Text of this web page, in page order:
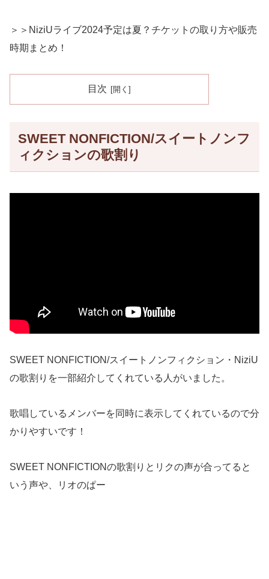
＞＞NiziUライブ2024予定は夏？チケットの取り方や販売
時期まとめ！
目次
SWEET NONFICTION/スイートノンフ
ィクションの歌割り
SWEET NONFICTION/スイートノンフィクション・NiziU
の歌割りを一部紹介してくれている人がいました。
歌唱しているメンバーを同時に表示してくれているので分
かりやすいです！
SWEET NONFICTIONの歌割りとリクの声が合ってると
いう声や、リオのぱー